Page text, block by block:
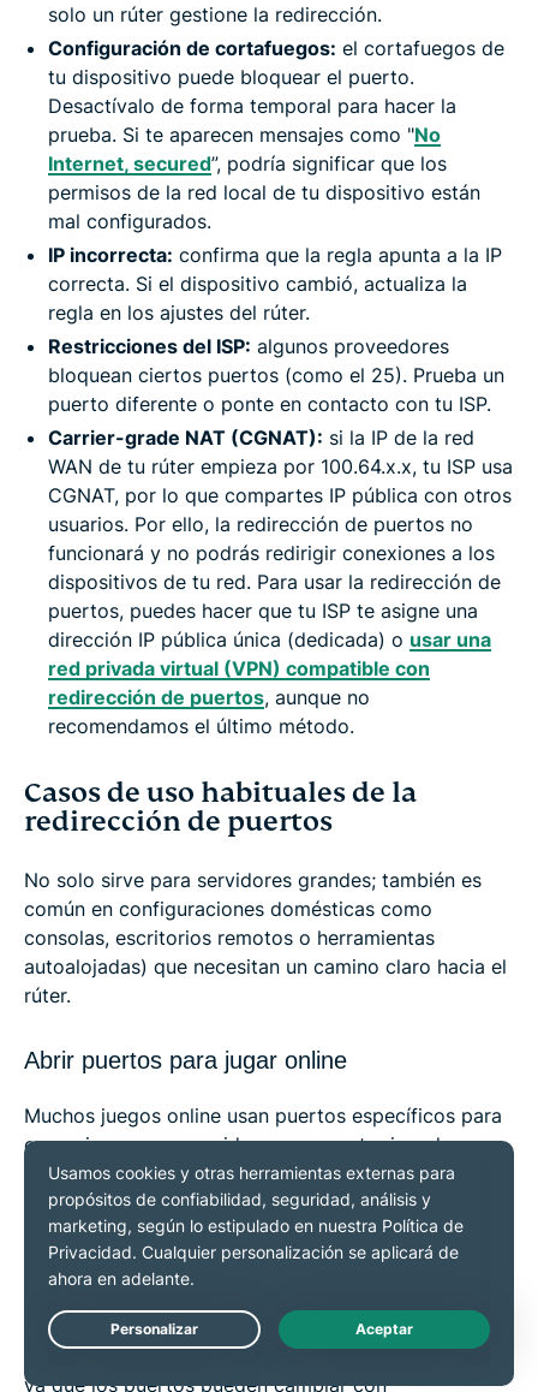
solo un rúter gestione la redirección.
Configuración de cortafuegos: el cortafuegos de
tu dispositivo puede bloquear el puerto.
Desactívalo de forma temporal para hacer la
prueba. Si te aparecen mensajes como "No
Internet, secured”, podría significar que los
permisos de la red local de tu dispositivo están
mal configurados.
IP incorrecta: confirma que la regla apunta a la IP
correcta. Si el dispositivo cambió, actualiza la
regla en los ajustes del rúter.
Restricciones del ISP: algunos proveedores
bloquean ciertos puertos (como el 25). Prueba un
puerto diferente o ponte en contacto con tu ISP.
Carrier-grade NAT (CGNAT): si la IP de la red
WAN de tu rúter empieza por 100.64.x.x, tu ISP usa
CGNAT, por lo que compartes IP pública con otros
usuarios. Por ello, la redirección de puertos no
funcionará y no podrás redirigir conexiones a los
dispositivos de tu red. Para usar la redirección de
puertos, puedes hacer que tu ISP te asigne una
dirección IP pública única (dedicada) o usar una
red privada virtual (VPN) compatible con
redirección de puertos, aunque no
recomendamos el último método.
Casos de uso habituales de la
redirección de puertos
No solo sirve para servidores grandes; también es
común en configuraciones domésticas como
consolas, escritorios remotos o herramientas
autoalojadas) que necesitan un camino claro hacia el
rúter.
Abrir puertos para jugar online
Muchos juegos online usan puertos específicos para
comunicarse con servidores o conectar jugadores
entre sí. Si están cerrados, pueden aparecer
problemas de lag o emparejamientos fallidos. La
redirección de puertos establece un vínculo directo y
más estable entre tu consola o tu ordenador y la red
del juego.
Consulta siempre la documentación oficial del juego,
ya que los puertos pueden cambiar con
Live Chat